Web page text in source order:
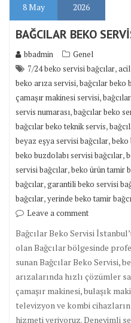
8May 2026
BAĞCILAR BEKO
bbadmin
Genel
7/24 beko servisi bağcılar,
beko arıza servisi,bağcılar beko
çamaşır makinesi servisi,
servis numarası,bağcılar beko
bağcılar beko teknik servis,
beyaz eşya servisi bağcılar,beko
beko buzdolabı servisi bağcılar,
servisi bağcılar,beko ürün tamir
bağcılar,garantili beko servisi
bağcılar,yerinde beko tamir
Leave a comment
Bağcılar Beko Servisi
olan Bağcılar bölgesinde
sunan Bağcılar Beko Servisi,
arızalarında hızlı çözümler
çamaşır makinesi, bulaşık
televizyon ve kombi
hizmeti veriyoruz. Deneyimli